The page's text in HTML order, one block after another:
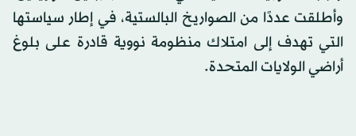
وأطلقت عددًا من الصواريخ البالستية، في إطار سياستها
التي تهدف إلى امتلاك منظومة نووية قادرة على بلوغ
أراضي الولايات المتحدة.